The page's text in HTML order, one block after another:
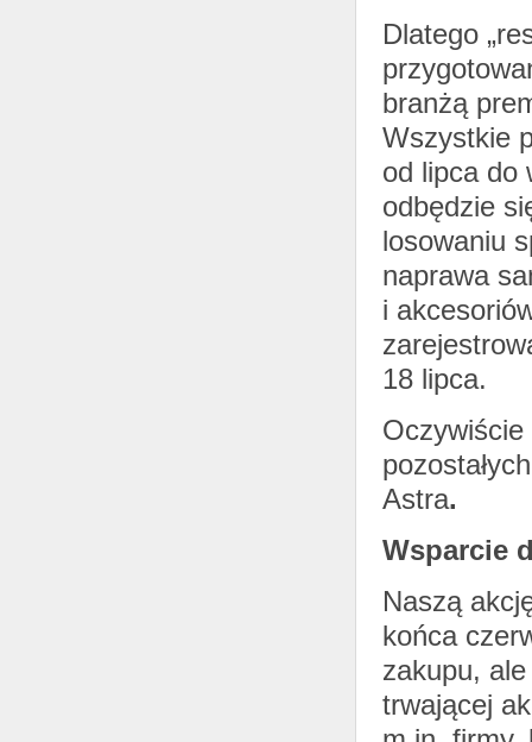
Dlatego
branżą
Wszystkie
od lipca do
odbędzie
losowaniu
naprawa
i
18 lipca.
Astra.
Wsparcie
Naszą
końca
zakupu,
trwającej